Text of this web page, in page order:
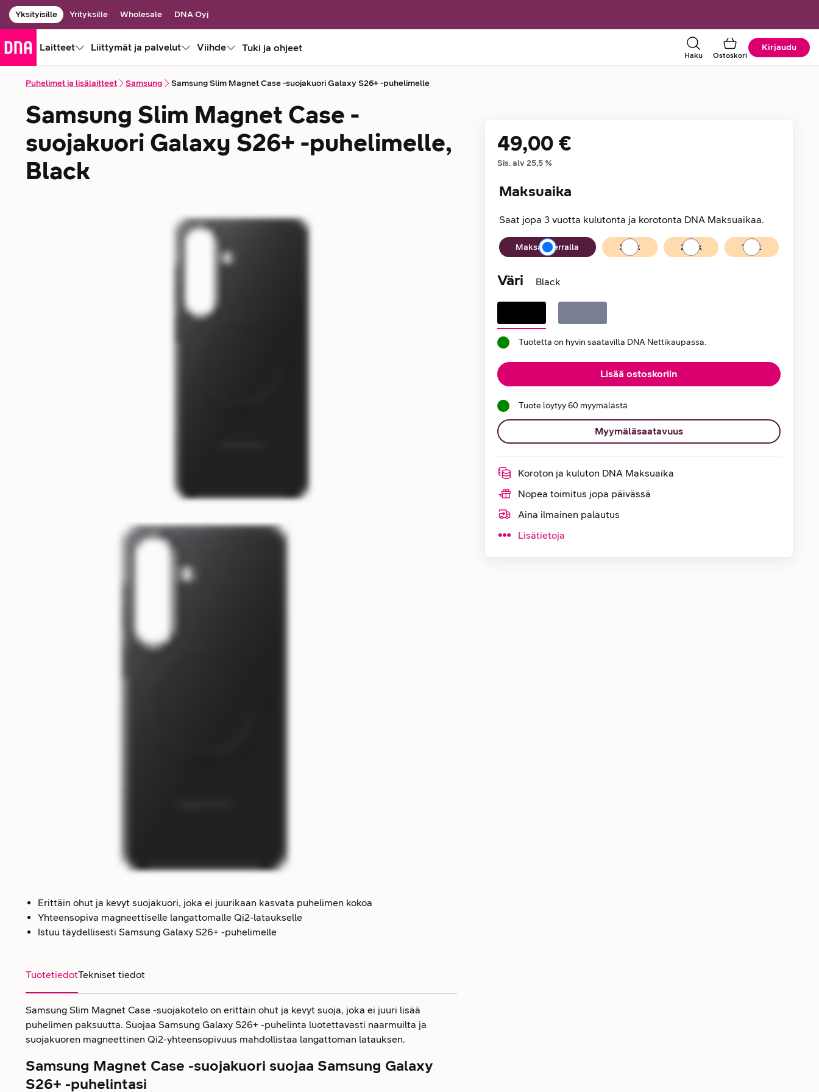
Yksityisille Yrityksille Wholesale DNA Oyj
Laitteet Liittymät ja palvelut Viihde Tuki ja ohjeet
Haku Ostoskori
Kirjaudu
Puhelimet ja lisälaitteet Samsung Samsung Slim Magnet Case -suojakuori Galaxy S26+ -puhelimelle
Samsung Slim Magnet Case -
suojakuori Galaxy S26+ -puhelimelle,
Black
Erittäin ohut ja kevyt suojakuori, joka ei juurikaan kasvata puhelimen kokoa
Yhteensopiva magneettiselle langattomalle Qi2-lataukselle
Istuu täydellisesti Samsung Galaxy S26+ -puhelimelle
TuotetiedotTekniset tiedot
Samsung Slim Magnet Case -suojakotelo on erittäin ohut ja kevyt suoja, joka ei juuri lisää
puhelimen paksuutta. Suojaa Samsung Galaxy S26+ -puhelinta luotettavasti naarmuilta ja
suojakuoren magneettinen Qi2-yhteensopivuus mahdollistaa langattoman latauksen.
Samsung Magnet Case -suojakuori suojaa Samsung Galaxy
S26+ -puhelintasi
Hintatiedot
49,00 €
Sis. alv 25,5%
Maksuaika
Saat jopa 3 vuotta kulutonta ja korotonta DNA Maksuaikaa.
Maksuaika
Maksan kerralla 36 kk 24 kk 12 kk
Väri Black
Tuotetta on hyvin saatavilla DNA Nettikaupassa.
Lisää ostoskoriin
Tuote löytyy 60 myymälästä
Myymäläsaatavuus
Koroton ja kuluton DNA Maksuaika
Nopea toimitus jopa päivässä
Aina ilmainen palautus
Lisätietoja